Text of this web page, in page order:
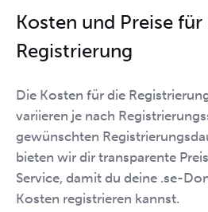
Kosten und Preise für
Registrierung
Die Kosten für die
variieren je nach
gewünschten
bieten wir dir transparente
Service, damit du deine .se-
Kosten registrieren kannst.